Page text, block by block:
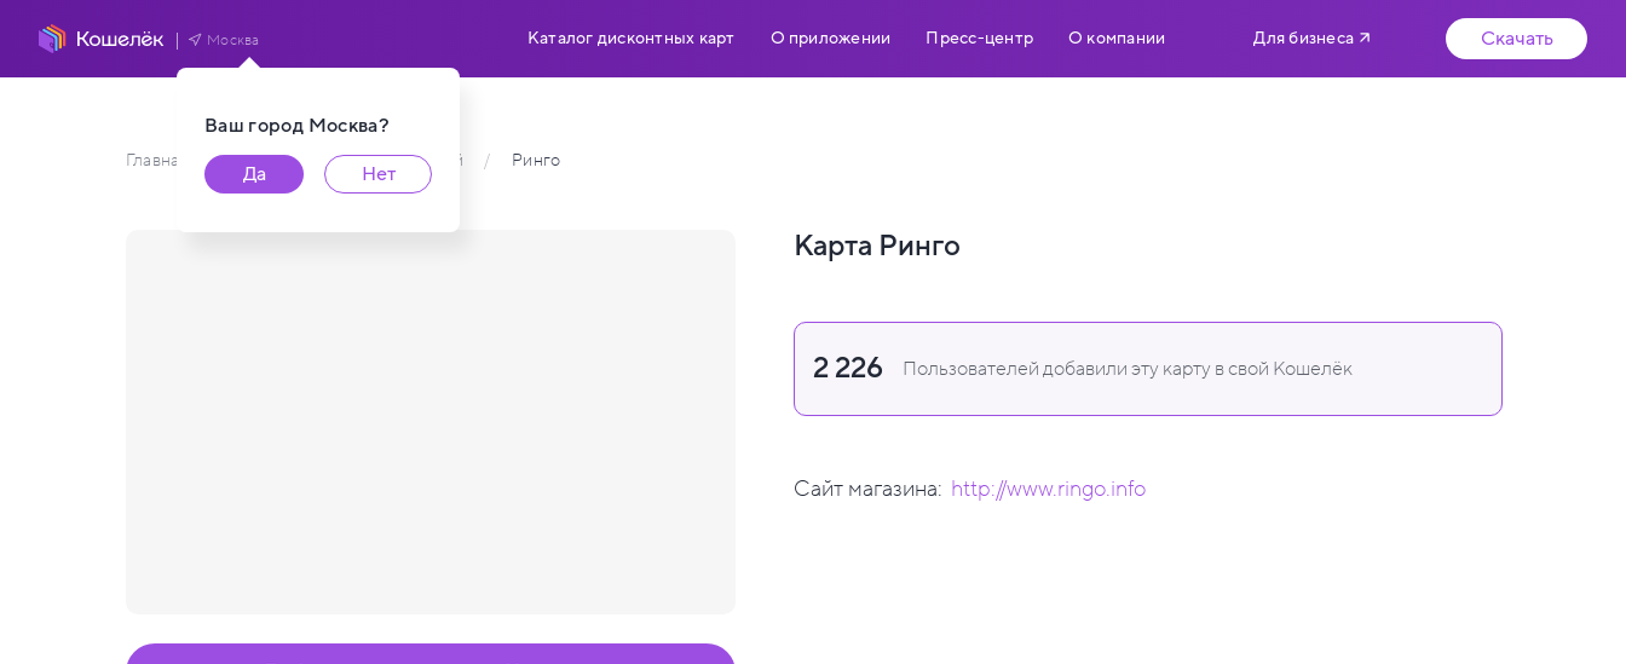
Ваш город Москва?
Да
Нет
Москва Каталог дисконтных карт О приложении Пресс-центр О компании Для бизнеса Скачать
Главная / Каталог карт пользователей / Ринго
Карта Ринго
2 226 Пользователей добавили эту карту в свой Кошелёк
Сайт магазина: http://www.ringo.info